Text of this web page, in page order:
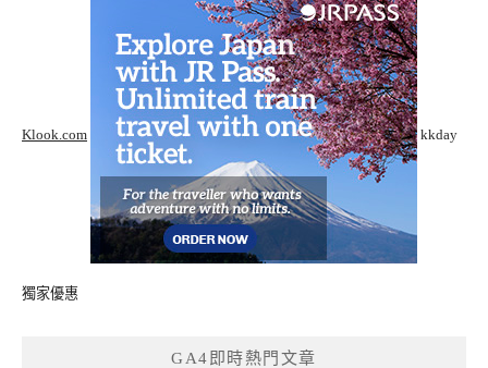
Klook.com kkday
獨家優惠
GA4即時熱門文章